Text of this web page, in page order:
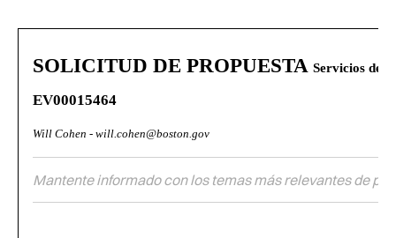
SOLICITUD DE PROPUESTA Servicios de
EV00015464
Will Cohen - will.cohen@boston.gov
Mantente informado con los temas más relevantes de